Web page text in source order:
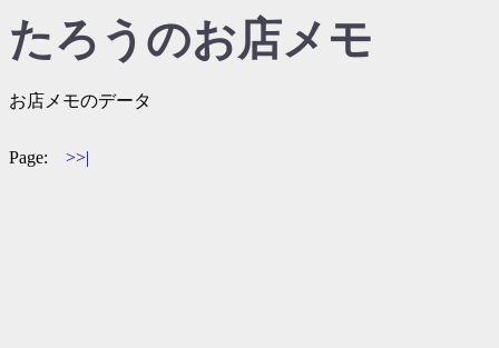
たろうのお店メモ
お店メモのデータ
Page: >>|